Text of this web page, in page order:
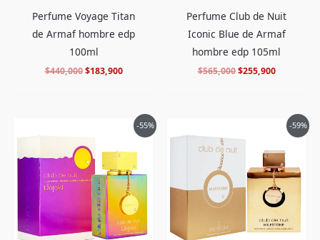
Perfume Voyage Titan
de Armaf hombre edp
100ml
$440,000 $183,900
Perfume Club de Nuit
Iconic Blue de Armaf
hombre edp 105ml
$565,000 $255,900
-55%
original
era:
$578,000.
precio
$258,900.
-59%
original
era:
$765,000.
precio
es:
$309,900.